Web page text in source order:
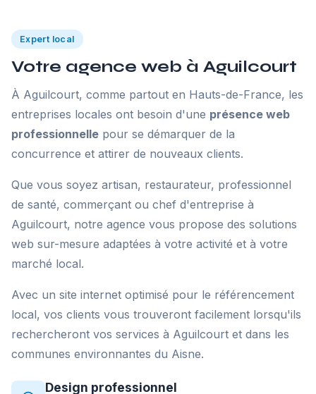
Expert local
Votre agence web à Aguilcourt
À Aguilcourt, comme partout en Hauts-de-France, les
entreprises locales ont besoin d'une présence web
professionnelle pour se démarquer de la
concurrence et attirer de nouveaux clients.
Que vous soyez artisan, restaurateur, professionnel
de santé, commerçant ou chef d'entreprise à
Aguilcourt, notre agence vous propose des solutions
web sur-mesure adaptées à votre activité et à votre
marché local.
Avec un site internet optimisé pour le référencement
local, vos clients vous trouveront facilement lorsqu'ils
rechercheront vos services à Aguilcourt et dans les
communes environnantes du Aisne.
Design professionnel